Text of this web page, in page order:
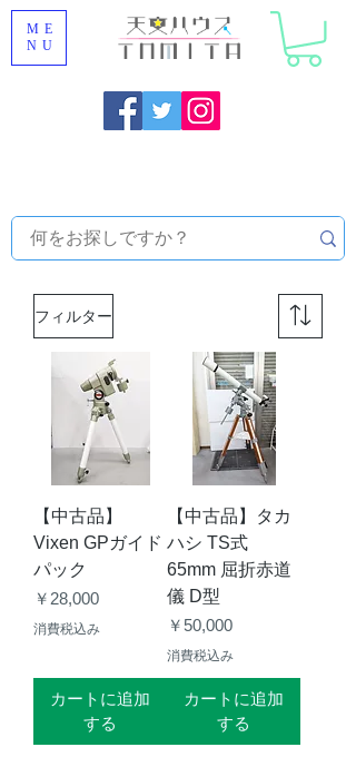
ME
NU
フィルター
【中古品】
Vixen GPガイド
パック
価格
￥28,000
消費税込み
カートに追加
する
【中古品】タカ
ハシ TS式
65mm 屈折赤道
儀 D型
価格
￥50,000
消費税込み
カートに追加
する